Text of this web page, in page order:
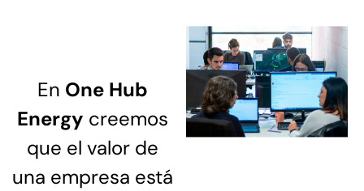
En One Hub
Energy creemos
que el valor de
una empresa está